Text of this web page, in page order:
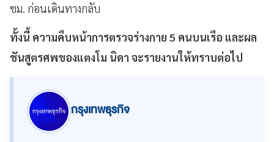
ชม. ก่อนเดินทางกลับ
ทั้งนี้ ความคืบหน้าการตรวจร่างกาย 5 คนบนเรือ และผล
ชันสูตรศพของแตงโม นิดา จะรายงานให้ทราบต่อไป
กรุงเทพธุรกิจ